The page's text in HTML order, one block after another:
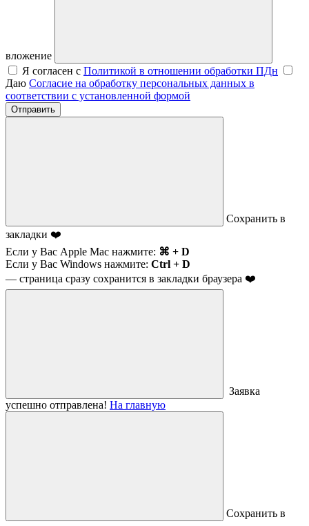
вложение
Я согласен с Политикой в отношении обработки ПДн
Даю Согласие на обработку персональных данных в
соответствии с установленной формой
Отправить
Сохранить в
закладки ❤️
Если у Вас Apple Mac нажмите: ⌘ + D
Если у Вас Windows нажмите: Ctrl + D
— страница сразу сохранится в закладки браузера ❤️
Заявка
успешно отправлена! На главную
Сохранить в